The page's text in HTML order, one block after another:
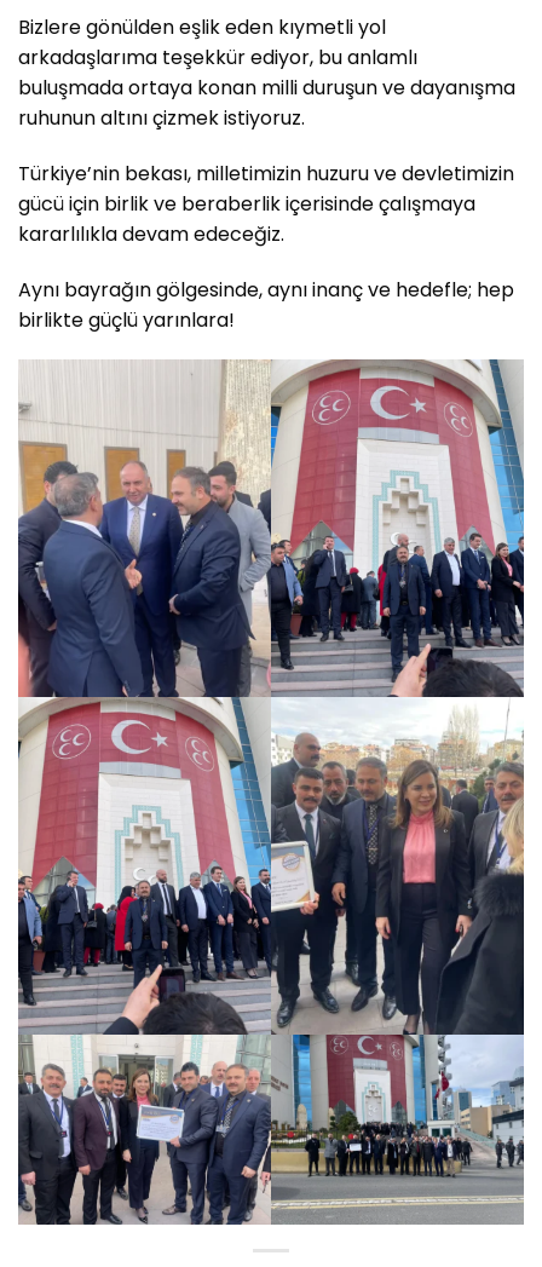
Bizlere gönülden eşlik eden kıymetli yol
arkadaşlarıma teşekkür ediyor, bu anlamlı
buluşmada ortaya konan milli duruşun ve dayanışma
ruhunun altını çizmek istiyoruz.
Türkiye’nin bekası, milletimizin huzuru ve devletimizin
gücü için birlik ve beraberlik içerisinde çalışmaya
kararlılıkla devam edeceğiz.
Aynı bayrağın gölgesinde, aynı inanç ve hedefle; hep
birlikte güçlü yarınlara!